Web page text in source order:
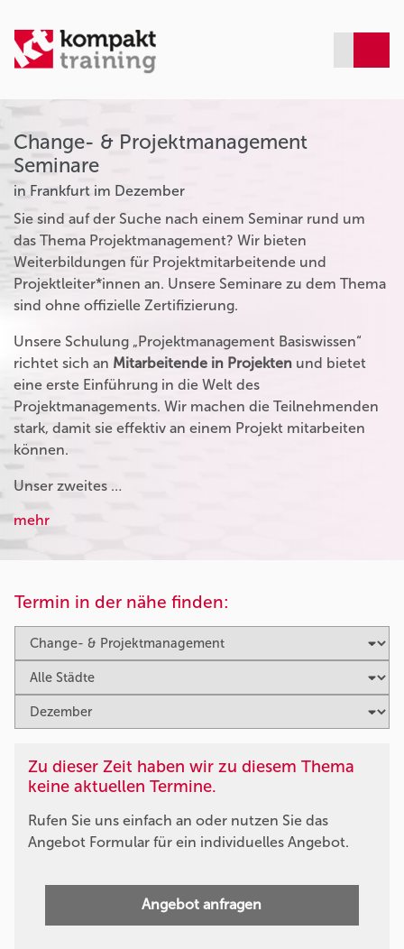
Change- & Projektmanagement
Seminare
in Frankfurt im Dezember
Sie sind auf der Suche nach einem Seminar rund um
das Thema Projektmanagement? Wir bieten
Weiterbildungen für Projektmitarbeitende und
Projektleiter*innen an. Unsere Seminare zu dem Thema
sind ohne offizielle Zertifizierung.
Unsere Schulung „Projektmanagement Basiswissen“
richtet sich an Mitarbeitende in Projekten und bietet
eine erste Einführung in die Welt des
Projektmanagements. Wir machen die Teilnehmenden
stark, damit sie effektiv an einem Projekt mitarbeiten
können.
Unser zweites …
mehr
Termin in der nähe finden:
Zu dieser Zeit haben wir zu diesem Thema
keine aktuellen Termine.
Rufen Sie uns einfach an oder nutzen Sie das
Angebot Formular für ein individuelles Angebot.
Angebot anfragen